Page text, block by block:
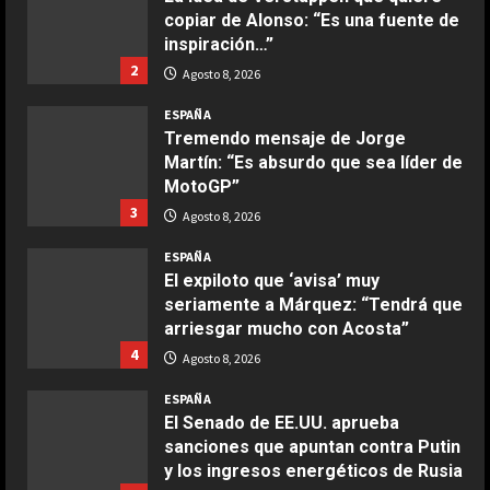
2
copiar de Alonso: “Es una fuente de
inspiración…”
Agosto 8, 2026
3
ESPAÑA
Tremendo mensaje de Jorge
Martín: “Es absurdo que sea líder de
MotoGP”
Agosto 8, 2026
4
ESPAÑA
El expiloto que ‘avisa’ muy
seriamente a Márquez: “Tendrá que
arriesgar mucho con Acosta”
Agosto 8, 2026
ESPAÑA
El Senado de EE.UU. aprueba
sanciones que apuntan contra Putin
y los ingresos energéticos de Rusia
COCINA
Boquerones fritos en freidora de
aire
Aprile 24, 2026
Buñuelos de alcachofas
Aprile 5, 2026
Ternera guisada con senderuelas